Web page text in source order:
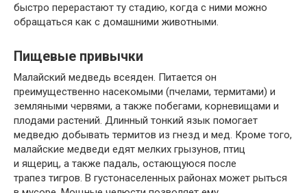
быстро перерастают ту стадию, когда с ними можно
обращаться как с домашними животными.
Пищевые привычки
Малайский медведь всеяден. Питается он
преимущественно насекомыми (пчелами, термитами) и
земляными червями, а также побегами, корневищами и
плодами растений. Длинный тонкий язык помогает
медведю добывать термитов из гнезд и мед. Кроме того,
малайские медведи едят мелких грызунов, птиц
и ящериц, а также падаль, остающуюся после
трапез тигров. В густонаселенных районах может рыться